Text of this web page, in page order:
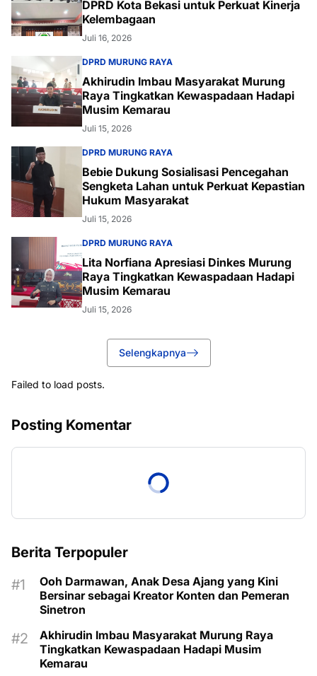
DPRD Kota Bekasi untuk Perkuat Kinerja
Kelembagaan
Juli 16, 2026
DPRD MURUNG RAYA
Akhirudin Imbau Masyarakat Murung
Raya Tingkatkan Kewaspadaan Hadapi
Musim Kemarau
Juli 15, 2026
DPRD MURUNG RAYA
Bebie Dukung Sosialisasi Pencegahan
Sengketa Lahan untuk Perkuat Kepastian
Hukum Masyarakat
Juli 15, 2026
DPRD MURUNG RAYA
Lita Norfiana Apresiasi Dinkes Murung
Raya Tingkatkan Kewaspadaan Hadapi
Musim Kemarau
Juli 15, 2026
Selengkapnya
Failed to load posts.
Posting Komentar
Berita Terpopuler
Ooh Darmawan, Anak Desa Ajang yang Kini
Bersinar sebagai Kreator Konten dan Pemeran
Sinetron
Akhirudin Imbau Masyarakat Murung Raya
Tingkatkan Kewaspadaan Hadapi Musim
Kemarau